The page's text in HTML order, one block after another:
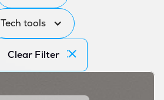
Tech tools
Clear Filter